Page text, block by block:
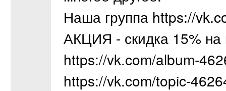
Наша группа https://
АКЦИЯ - скидка 15% на
https://vk.com/album-
https://vk.com/topic-